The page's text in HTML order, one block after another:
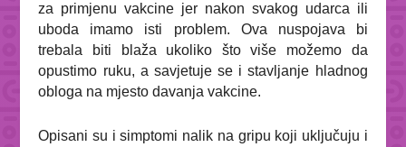
za primjenu vakcine jer nakon svakog udarca ili
uboda imamo isti problem. Ova nuspojava bi
trebala biti blaža ukoliko što više možemo da
opustimo ruku, a savjetuje se i stavljanje hladnog
obloga na mjesto davanja vakcine.
Opisani su i simptomi nalik na gripu koji uključuju i